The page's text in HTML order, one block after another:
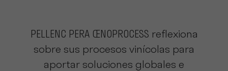
PELLENC PERA ŒNOPROCESS reflexiona
sobre sus procesos vinícolas para
aportar soluciones globales e